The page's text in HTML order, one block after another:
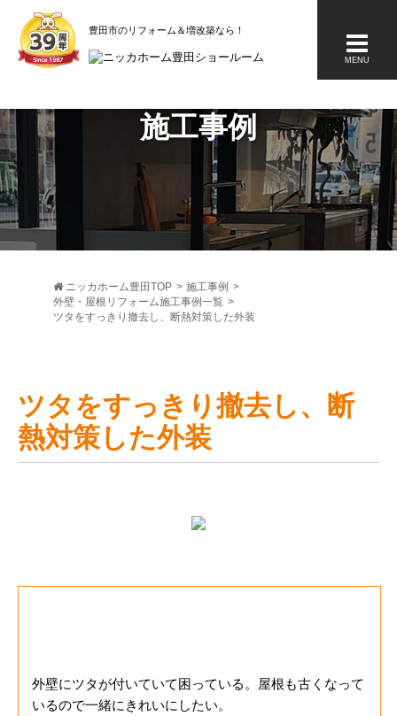
豊田市のリフォーム＆増改築なら
MENU
施工事例
ニッカホーム豊田TOP > 施工事例 >
外壁・屋根リフォーム施工事例一覧 >
ツタをすっきり撤去し、断熱対策した外装
ツタをすっきり撤去し、断
熱対策した外装
外壁にツタが付いていて困っている。屋根も古くなって
いるので一緒にきれいにしたい。